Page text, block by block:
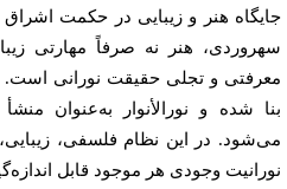
هنر و زیبایی در حکمت اشراق
هنر نه صرفاً مهارتی
و تجلی حقیقت نورانی است.
شده و نورالأنوار به‌عنوان منشأ
در این نظام فلسفی،
وجودی هر موجود قابل